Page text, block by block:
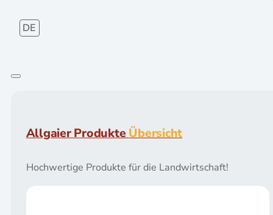
DE
Allgaier Produkte Übersicht
Hochwertige Produkte für die Landwirtschaft!